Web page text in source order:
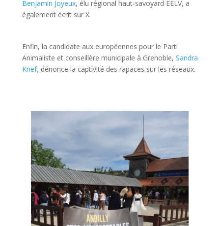
Benjamin Joyeux, élu régional haut-savoyard EELV, a
également écrit sur X.
Enfin, la candidate aux européennes pour le Parti
Animaliste et conseillère municipale à Grenoble, Sandra
Krief, dénonce la captivité des rapaces sur les réseaux.